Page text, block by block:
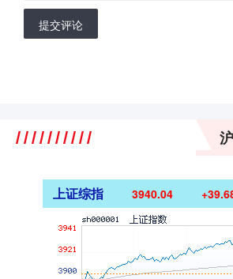
提交评论
上证综指 3940.04